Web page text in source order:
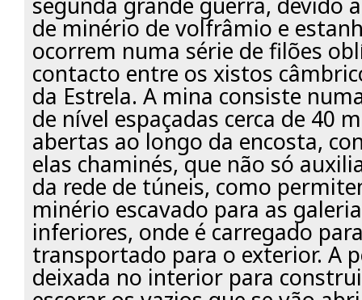
de minério de volfrâmio e
ocorrem numa série de filões
contacto entre os xistos
da Estrela. A mina consiste
de nível espaçadas cerca de 40
abertas ao longo da encosta,
elas chaminés, que não só
da rede de túneis, como
minério escavado para as
inferiores, onde é carregado
transportado para o exterior. A
deixada no interior para